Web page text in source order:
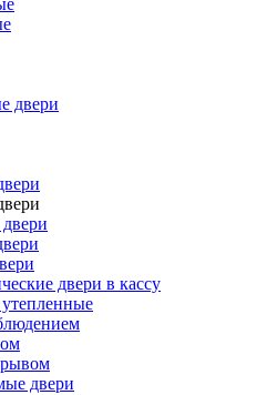
двери
двери в кассу
двери